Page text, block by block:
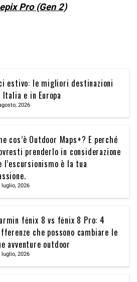
Pro (Gen 2)
estivo: le migliori destinazioni
Italia e in Europa
2026
cos’è Outdoor Maps+? E perché
prenderlo in considerazione
l’escursionismo è la tua
luglio, 2026
fēnix 8 vs fēnix 8 Pro: 4
che possono cambiare le
avventure outdoor
luglio, 2026